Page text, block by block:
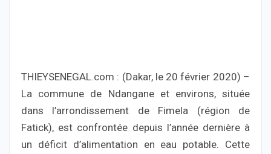
THIEYSENEGAL.com : (Dakar, le 20 février 2020) –
La commune de Ndangane et environs, située
dans l’arrondissement de Fimela (région de
Fatick), est confrontée depuis l’année dernière à
un déficit d’alimentation en eau potable. Cette